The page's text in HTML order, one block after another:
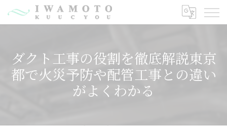
ダクト工事の役割を徹底解説東京
都で火災予防や配管工事との違い
がよくわかる